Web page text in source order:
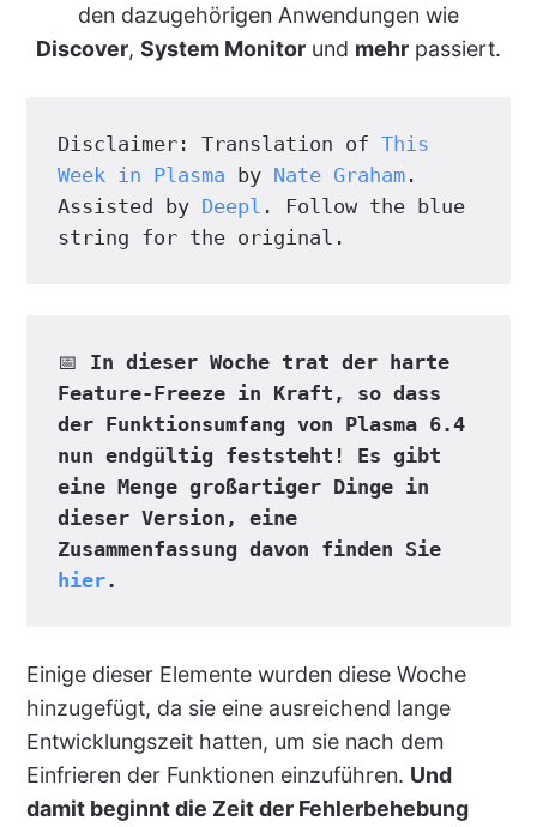
den dazugehörigen Anwendungen wie
Discover, System Monitor und mehr passiert.
Disclaimer: Translation of This
Week in Plasma by Nate Graham.
Assisted by Deepl . Follow the blue
string for the original.
📅 In dieser Woche trat der harte
Feature-Freeze in Kraft, so dass
der Funktionsumfang von Plasma 6.4
nun endgültig feststeht! Es gibt
eine Menge großartiger Dinge in
dieser Version, eine
Zusammenfassung davon finden Sie
hier.
Einige dieser Elemente wurden diese Woche
hinzugefügt, da sie eine ausreichend lange
Entwicklungszeit hatten, um sie nach dem
Einfrieren der Funktionen einzuführen. Und
damit beginnt die Zeit der Fehlerbehebung